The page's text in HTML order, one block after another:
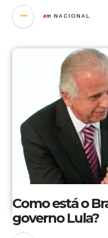
em NACIONAL
Como está o
governo Lula?